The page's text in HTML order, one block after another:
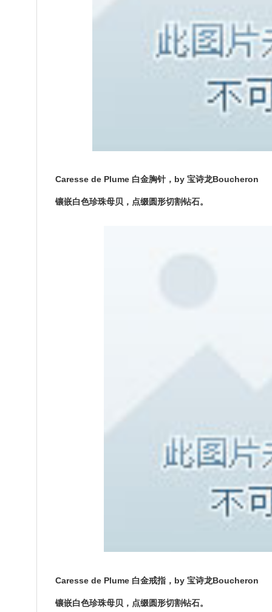
Caresse de Plume 白金胸针，by 宝诗龙Boucheron
镶嵌白色珍珠母贝，点缀圆形切割钻石。
Caresse de Plume 白金戒指，by 宝诗龙Boucheron
镶嵌白色珍珠母贝，点缀圆形切割钻石。